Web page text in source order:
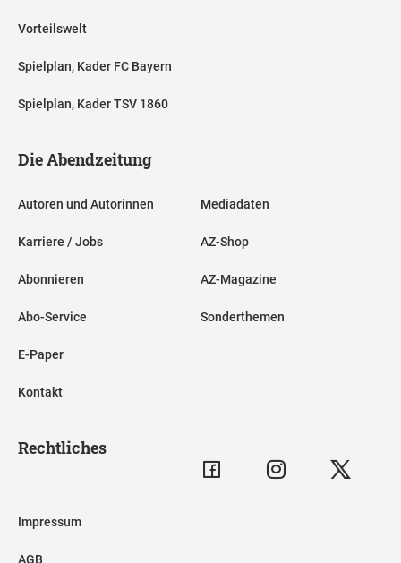
Vorteilswelt
Spielplan, Kader FC Bayern
Spielplan, Kader TSV 1860
Die Abendzeitung
Autoren und Autorinnen
Karriere / Jobs
Abonnieren
Abo-Service
E-Paper
Kontakt
Mediadaten
AZ-Shop
AZ-Magazine
Sonderthemen
Rechtliches
Impressum
AGB